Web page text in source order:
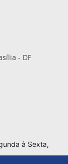
- DF
à Sexta,